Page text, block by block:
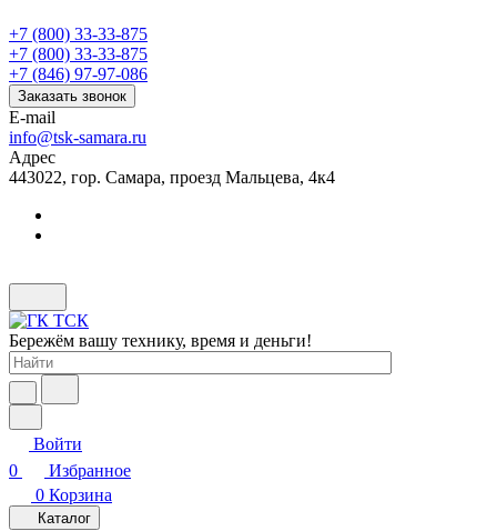
+7 (800) 33-33-875
+7 (800) 33-33-875
+7 (846) 97-97-086
Заказать звонок
E-mail
info@tsk-samara.ru
Адрес
443022, гор. Самара, проезд Мальцева, 4к4
Бережём вашу технику, время и деньги!
Войти
0
Избранное
0 Корзина
Каталог